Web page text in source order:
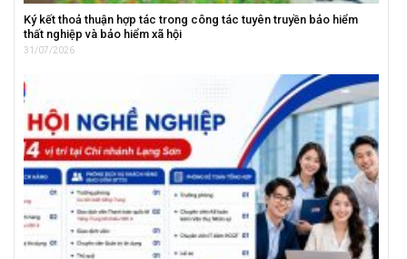
Ký kết thoả thuận hợp tác trong công tác tuyên truyền bảo hiểm
thất nghiệp và bảo hiểm xã hội
31/07/2026